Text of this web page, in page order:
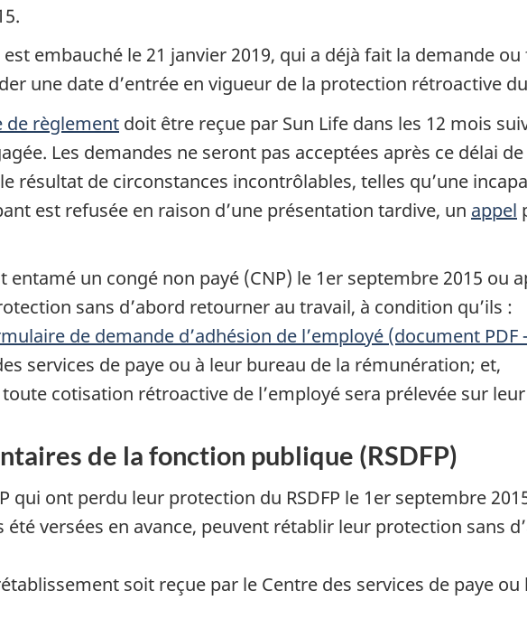
embauché le 21 janvier 2019, qui a déjà fait la demande
une date d’entrée en vigueur de la protection rétroactive
de règlement doit être reçue par Sun Life dans les 12 mois
Les demandes ne seront pas acceptées après ce délai
résultat de circonstances incontrôlables, telles qu’une
est refusée en raison d’une présentation tardive, un appel
entamé un congé non payé (CNP) le 1er septembre 2015 ou
sans d’abord retourner au travail, à condition qu’ils :
de demande d’adhésion de l’employé (document PDF
services de paye ou à leur bureau de la rémunération; et,
cotisation rétroactive de l’employé sera prélevée sur
de la fonction publique (RSDFP)
qui ont perdu leur protection du RSDFP le 1er septembre
été versées en avance, peuvent rétablir leur protection sans
soit reçue par le Centre des services de paye